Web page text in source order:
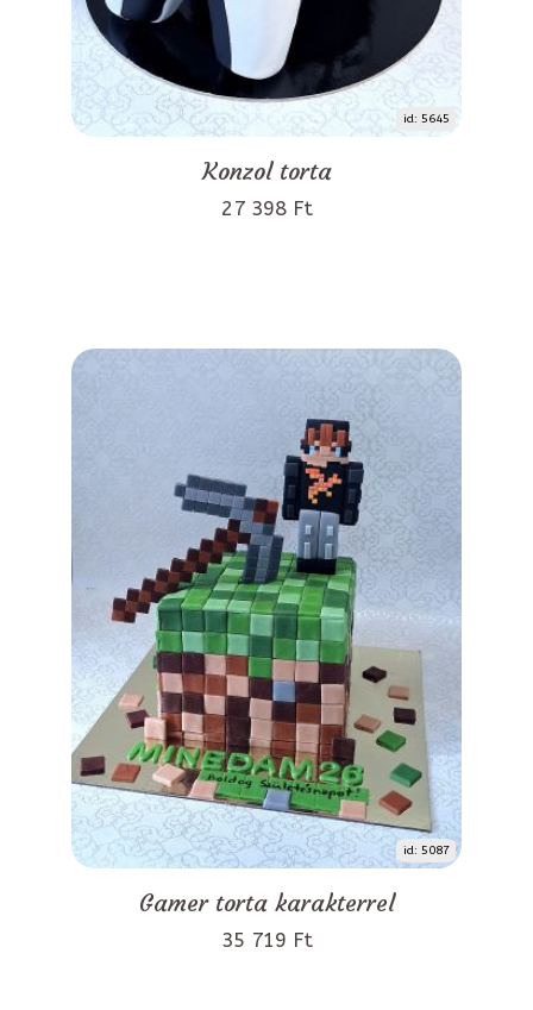
id: 5645
Konzol torta
27 398 Ft
id: 5087
Gamer torta karakterrel
35 719 Ft